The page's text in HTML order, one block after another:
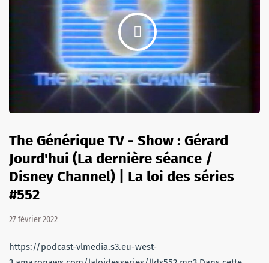
The Générique TV - Show : Gérard
Jourd'hui (La dernière séance /
Disney Channel) | La loi des séries
#552
27 février 2022
https://podcast-vlmedia.s3.eu-west-